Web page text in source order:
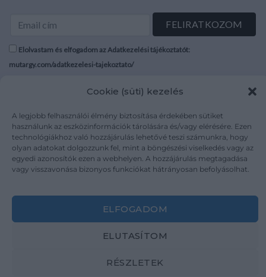
Cookie (süti) kezelés
A legjobb felhasználói élmény biztosítása érdekében sütiket
használunk az eszközinformációk tárolására és/vagy elérésére. Ezen
technológiákhoz való hozzájárulás lehetővé teszi számunkra, hogy
olyan adatokat dolgozzunk fel, mint a böngészési viselkedés vagy az
egyedi azonosítók ezen a webhelyen. A hozzájárulás megtagadása
vagy visszavonása bizonyos funkciókat hátrányosan befolyásolhat.
ELFOGADOM
ELUTASÍTOM
RÉSZLETEK
Elolvastam és elfogadom az Adatkezelési tájékoztatót:
mutargy.com/adatkezelesi-tajekoztato/
Karrier
Kapcsolat
Áraink
Adatvédelem
Impresszum
Copyright 2026 ©Mutargy.com